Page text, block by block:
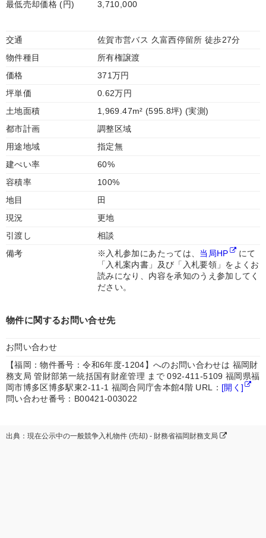
最低売却価格 (円) 3,710,000
交通
佐賀市営バス 久富西停留所 徒歩27分
物件種目
所有権譲渡
価格
371万円
坪単価
0.62万円
土地面積
1,969.47m² (595.8坪) (実測)
都市計画
調整区域
用途地域
指定無
建ぺい率
60%
容積率
100%
地目
田
現況
更地
引渡し
相談
備考
※入札参加にあたっては、 当局HP
にて
「入札案内書」及び「入札要領」をよくお
読みになり、内容を承知のうえ参加してく
ださい。
物件に関するお問い合せ先
お問い合わせ
【福岡：物件番号：令和6年度-1204】へのお問い合わせは 福岡財
務支局 管財部第一統括国有財産管理 まで 092-411-5109 福岡県福
岡市博多区博多駅東2-11-1 福岡合同庁舎本館4階 URL： [開く]
問い合わせ番号：B00421-003022
出典：現在公示中の一般競争入札物件 (売却) - 財務省福岡財務支局